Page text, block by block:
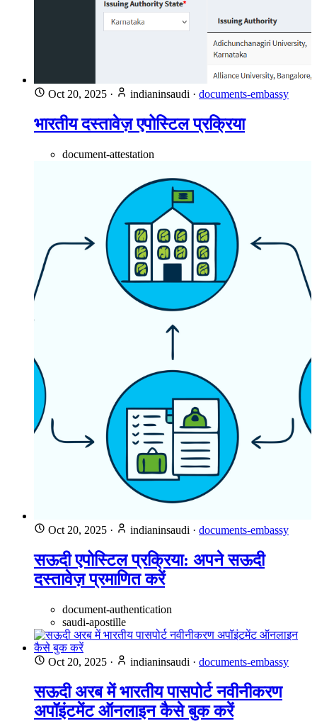
Oct 20, 2025 · indianinsaudi · documents-embassy
भारतीय दस्तावेज़ एपोस्टिल प्रक्रिया
document-attestation
Oct 20, 2025 · indianinsaudi · documents-embassy
सऊदी एपोस्टिल प्रक्रिया: अपने सऊदी
दस्तावेज़ प्रमाणित करें
document-authentication
saudi-apostille
Oct 20, 2025 · indianinsaudi · documents-embassy
सऊदी अरब में भारतीय पासपोर्ट नवीनीकरण
अपॉइंटमेंट ऑनलाइन कैसे बुक करें